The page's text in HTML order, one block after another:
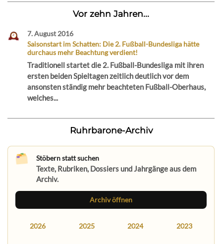
Vor zehn Jahren...
7. August 2016
Saisonstart im Schatten: Die 2. Fußball-Bundesliga hätte
durchaus mehr Beachtung verdient!
Traditionell startet die 2. Fußball-Bundesliga mit ihren
ersten beiden Spieltagen zeitlich deutlich vor dem
ansonsten ständig mehr beachteten Fußball-Oberhaus,
welches...
Ruhrbarone-Archiv
Stöbern statt suchen
Texte, Rubriken, Dossiers und Jahrgänge aus dem
Archiv.
Archiv öffnen
2026 2025 2024 2023